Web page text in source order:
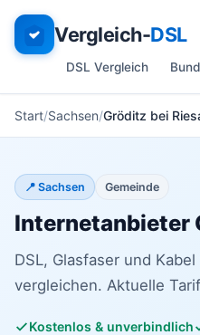
Vergleich-DSL
DSL Vergleich
Start Sachsen Gröditz bei
📍 Sachsen Gemeinde
Internetanbieter
DSL, Glasfaser und
vergleichen. Aktuelle
Kostenlos & unverbindlich